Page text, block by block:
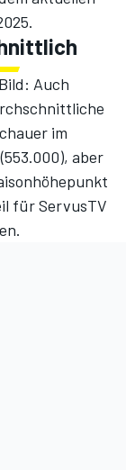
Auch
im
aber
für ServusTV